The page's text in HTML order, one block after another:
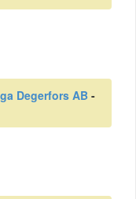
Degerfors AB -